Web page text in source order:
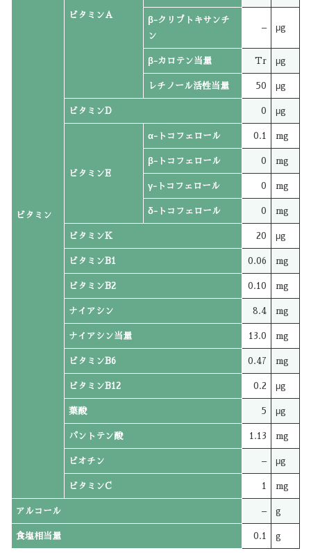
ビタミン
ビタミンA
β-クリプトキサンチ
ン
– μg
β-カロテン当量 Tr μg
レチノール活性当量 50 μg
ビタミンD 0 μg
ビタミンE
α-トコフェロール 0.1 mg
β-トコフェロール 0 mg
γ-トコフェロール 0 mg
δ-トコフェロール 0 mg
ビタミンK 20 μg
ビタミンB1 0.06 mg
ビタミンB2 0.10 mg
ナイアシン 8.4 mg
ナイアシン当量 13.0 mg
ビタミンB6 0.47 mg
ビタミンB12 0.2 μg
葉酸 5 μg
パントテン酸 1.13 mg
ビオチン – μg
ビタミンC 1 mg
アルコール – g
食塩相当量 0.1 g